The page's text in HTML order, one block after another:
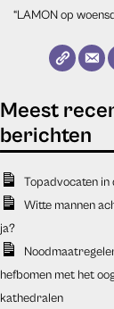
“LAMON op
Topadvocaten
Witte mannen
ja?
hefbomen met het
kathedralen